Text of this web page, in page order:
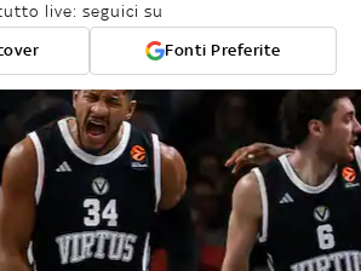
live: seguici su
Fonti Preferite